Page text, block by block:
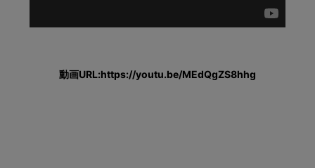
動画URL:https://youtu.be/MEdQgZS8hhg